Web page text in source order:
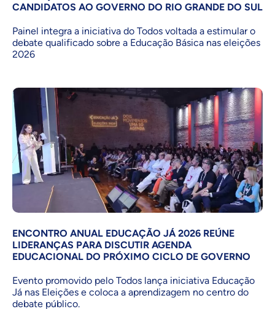
CANDIDATOS AO GOVERNO DO RIO GRANDE DO SUL
Painel integra a iniciativa do Todos voltada a estimular o
debate qualificado sobre a Educação Básica nas eleições
2026
ENCONTRO ANUAL EDUCAÇÃO JÁ 2026 REÚNE
LIDERANÇAS PARA DISCUTIR AGENDA
EDUCACIONAL DO PRÓXIMO CICLO DE GOVERNO
Evento promovido pelo Todos lança iniciativa Educação
Já nas Eleições e coloca a aprendizagem no centro do
debate público.